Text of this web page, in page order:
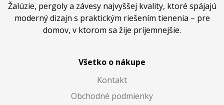
Žalúzie, pergoly a závesy najvyššej kvality, ktoré spájajú
moderný dizajn s praktickým riešením tienenia – pre
domov, v ktorom sa žije príjemnejšie.
Všetko o nákupe
Kontakt
Obchodné podmienky